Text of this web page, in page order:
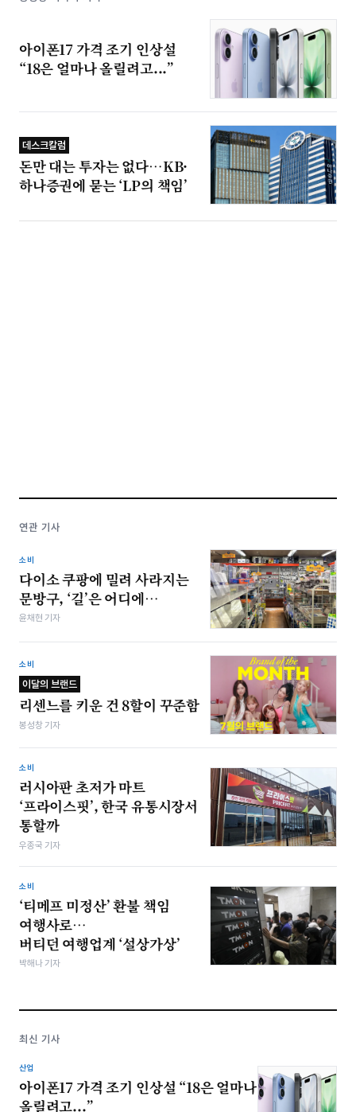
아이폰17 가격 조기 인상설
“18은 얼마나 올릴려고...”
데스크칼럼
돈만 대는 투자는 없다…KB·
하나증권에 묻는 ‘LP의 책임’
연관 기사
소비
다이소 쿠팡에 밀려 사라지는
문방구, ‘길’은 어디에…
윤채현 기자
소비
이달의 브랜드
리센느를 키운 건 8할이 꾸준함
봉성창 기자
소비
러시아판 초저가 마트
‘프라이스핏’, 한국 유통시장서
통할까
우종국 기자
소비
‘티메프 미정산’ 환불 책임
여행사로…
버티던 여행업계 ‘설상가상’
박해나 기자
최신 기사
산업
아이폰17 가격 조기 인상설 “18은 얼마나
올릴려고...”